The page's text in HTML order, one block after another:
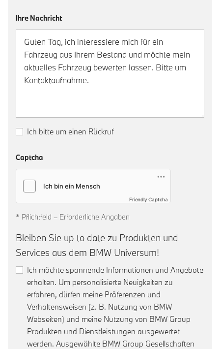
Ihre Nachricht
Ich bitte um einen Rückruf
Captcha
Friendly Captcha
* Pflichtfeld – Erforderliche Angaben
Bleiben Sie up to date zu Produkten und
Services aus dem BMW Universum!
Ich möchte spannende Informationen und Angebote
erhalten. Um personalisierte Neuigkeiten zu
erfahren, dürfen meine Präferenzen und
Verhaltensweisen (z. B. Nutzung von BMW
Webseiten) und meine Nutzung von BMW Group
Produkten und Dienstleistungen ausgewertet
werden. Ausgewählte BMW Group Gesellschaften